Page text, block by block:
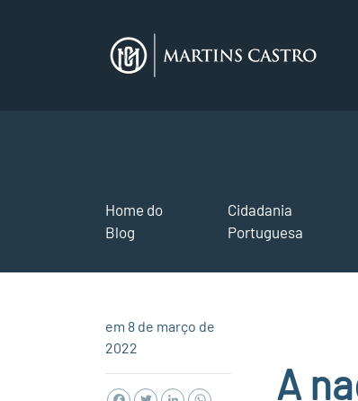
Home do
Blog
Cidadania
Portuguesa
em 8 de março de
2022
Facebook
TwitterLinkedInWhatsAppA